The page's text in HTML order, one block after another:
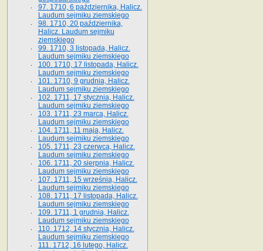
97. 1710, 6 października, Halicz.
Laudum sejmiku ziemskiego
98. 1710, 20 października,
Halicz. Laudum sejmiku
ziemskiego
99. 1710, 3 listopada, Halicz.
Laudum sejmiku ziemskiego
100. 1710, 17 listopada, Halicz.
Laudum sejmiku ziemskiego
101. 1710, 9 grudnia, Halicz.
Laudum sejmiku ziemskiego
102. 1711, 17 stycznia, Halicz.
Laudum sejmiku ziemskiego
103. 1711, 23 marca, Halicz.
Laudum sejmiku ziemskiego
104. 1711, 11 maja, Halicz.
Laudum sejmiku ziemskiego
105. 1711, 23 czerwca, Halicz.
Laudum sejmiku ziemskiego
106. 1711, 20 sierpnia, Halicz.
Laudum sejmiku ziemskiego
107. 1711, 15 września, Halicz.
Laudum sejmiku ziemskiego
108. 1711, 17 listopada, Halicz.
Laudum sejmiku ziemskiego
109. 1711, 1 grudnia, Halicz.
Laudum sejmiku ziemskiego
110. 1712, 14 stycznia, Halicz.
Laudum sejmiku ziemskiego
111. 1712, 16 lutego, Halicz.